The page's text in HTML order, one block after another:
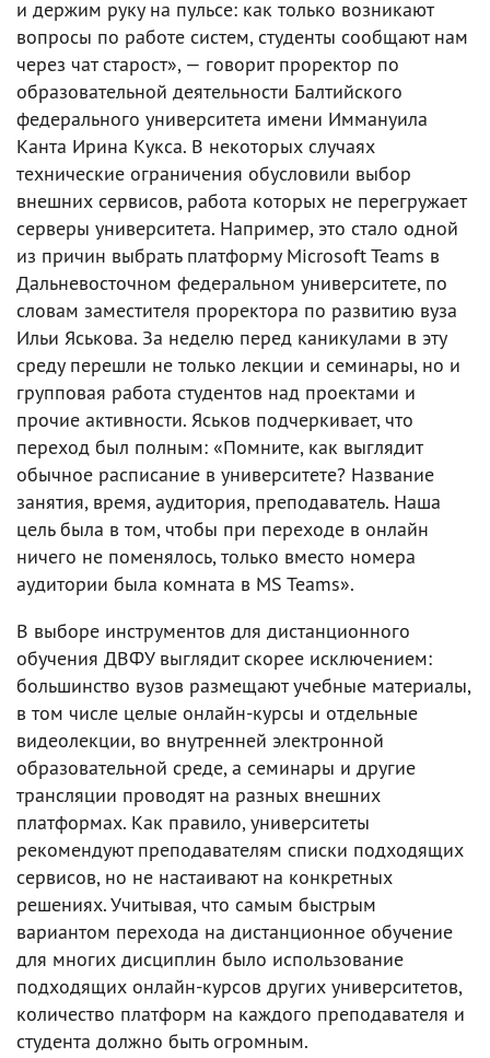
и держим руку на пульсе: как только возникают
вопросы по работе систем, студенты сообщают нам
через чат старост», — говорит проректор по
образовательной деятельности Балтийского
федерального университета имени Иммануила
Канта Ирина Кукса. В некоторых случаях
технические ограничения обусловили выбор
внешних сервисов, работа которых не перегружает
серверы университета. Например, это стало одной
из причин выбрать платформу Microsoft Teams в
Дальневосточном федеральном университете, по
словам заместителя проректора по развитию вуза
Ильи Яськова. За неделю перед каникулами в эту
среду перешли не только лекции и семинары, но и
групповая работа студентов над проектами и
прочие активности. Яськов подчеркивает, что
переход был полным: «Помните, как выглядит
обычное расписание в университете? Название
занятия, время, аудитория, преподаватель. Наша
цель была в том, чтобы при переходе в онлайн
ничего не поменялось, только вместо номера
аудитории была комната в MS Teams».
В выборе инструментов для дистанционного
обучения ДВФУ выглядит скорее исключением:
большинство вузов размещают учебные материалы,
в том числе целые онлайн-курсы и отдельные
видеолекции, во внутренней электронной
образовательной среде, а семинары и другие
трансляции проводят на разных внешних
платформах. Как правило, университеты
рекомендуют преподавателям списки подходящих
сервисов, но не настаивают на конкретных
решениях. Учитывая, что самым быстрым
вариантом перехода на дистанционное обучение
для многих дисциплин было использование
подходящих онлайн-курсов других университетов,
количество платформ на каждого преподавателя и
студента должно быть огромным.